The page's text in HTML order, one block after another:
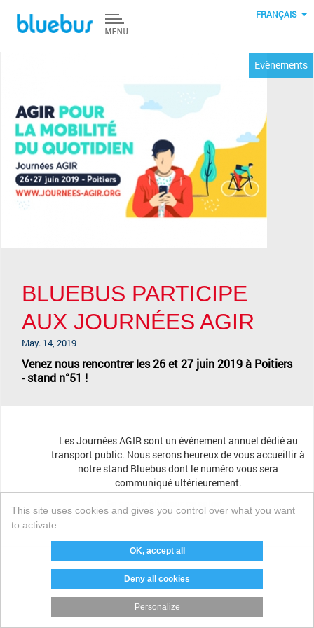
FRANÇAIS
Evènements
BLUEBUS PARTICIPE
AUX JOURNÉES AGIR
May. 14, 2019
Venez nous rencontrer les 26 et 27 juin 2019 à Poitiers
- stand n°51 !
Les Journées AGIR sont un événement annuel dédié au
transport public. Nous serons heureux de vous accueillir à
notre stand Bluebus dont le numéro vous sera
communiqué ultérieurement.
En savoir plus sur ce salon
This site uses cookies and gives you control over what you want
to activate
OK, accept all
Deny all cookies
Personalize